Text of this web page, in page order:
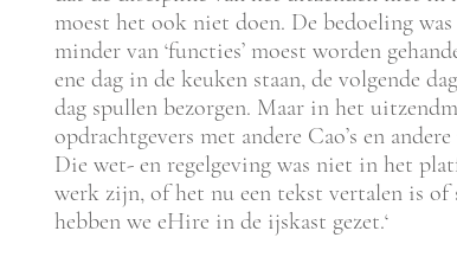
moest het ook niet doen. De bedoeling
minder van ‘functies’ moest worden
ene dag in de keuken staan, de volgende
dag spullen bezorgen. Maar in het
opdrachtgevers met andere Cao’s en
Die wet- en regelgeving was niet in het
werk zijn, of het nu een tekst vertalen is
hebben we eHire in de ijskast gezet.‘